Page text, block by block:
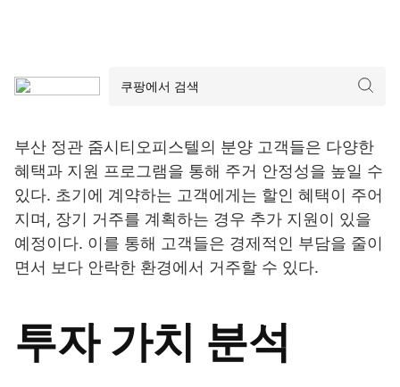
부산 정관 줌시티오피스텔의 분양 고객들은 다양한
혜택과 지원 프로그램을 통해 주거 안정성을 높일 수
있다. 초기에 계약하는 고객에게는 할인 혜택이 주어
지며, 장기 거주를 계획하는 경우 추가 지원이 있을
예정이다. 이를 통해 고객들은 경제적인 부담을 줄이
면서 보다 안락한 환경에서 거주할 수 있다.
투자 가치 분석